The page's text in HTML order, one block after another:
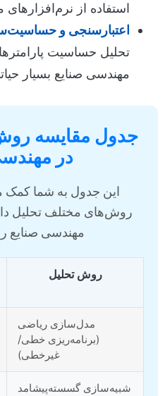
استفاده از نرم‌افزارهای
اعتبارسنجی و
تحلیل حساسیت
مهندسی صنایع بسیار
جدول مقایسه
در
این جدول به شما کمک
روش‌های مختلف تحلیل
مهندسی صنایع
روش تحلیل
مدل‌سازی ریاضی
(برنامه‌ریزی خطی/
غیرخطی)
شبیه‌سازی گسسته‌پیشامد